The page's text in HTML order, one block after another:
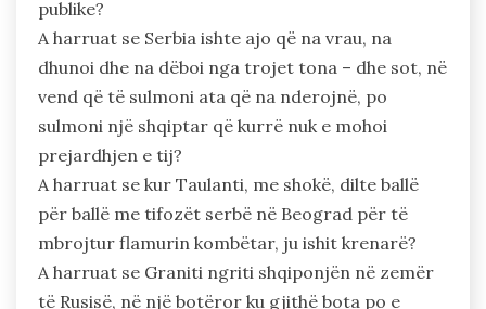
publike?
A harruat se Serbia ishte ajo që na vrau, na
dhunoi dhe na dëboi nga trojet tona – dhe sot, në
vend që të sulmoni ata që na nderojnë, po
sulmoni një shqiptar që kurrë nuk e mohoi
prejardhjen e tij?
A harruat se kur Taulanti, me shokë, dilte ballë
për ballë me tifozët serbë në Beograd për të
mbrojtur flamurin kombëtar, ju ishit krenarë?
A harruat se Graniti ngriti shqiponjën në zemër
të Rusisë, në një botëror ku gjithë bota po e